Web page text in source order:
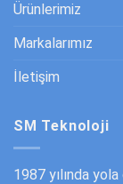
Ürünlerimiz
Markalarımız
İletişim
SM Teknoloji
1987 yılında